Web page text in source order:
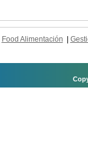
Food Alimentación |